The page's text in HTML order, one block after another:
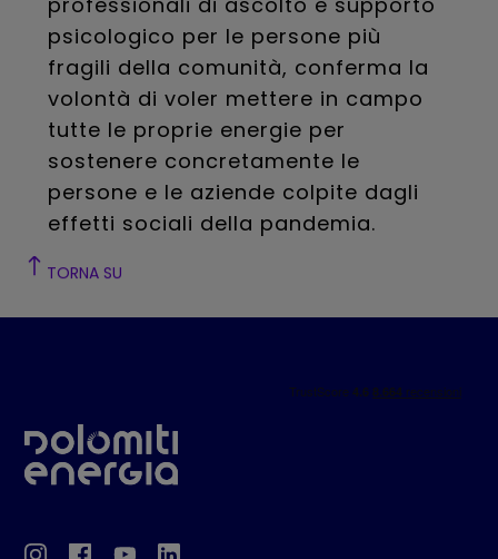
psicologico per le persone più
fragili della comunità, conferma la
volontà di voler mettere in campo
tutte le proprie energie per
sostenere concretamente le
persone e le aziende colpite dagli
effetti sociali della pandemia.
TORNA SU